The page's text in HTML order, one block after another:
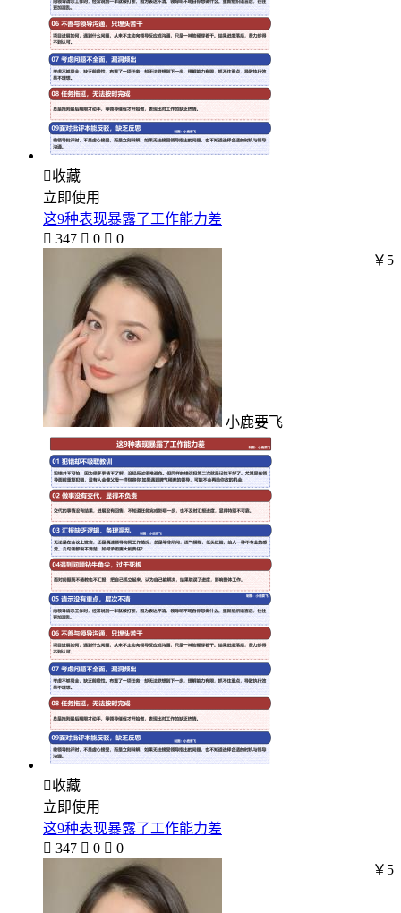
收藏
立即使用
这9种表现暴露了工作能力差
 347  0  0
小鹿要飞
￥5
收藏
立即使用
这9种表现暴露了工作能力差
 347  0  0
￥5